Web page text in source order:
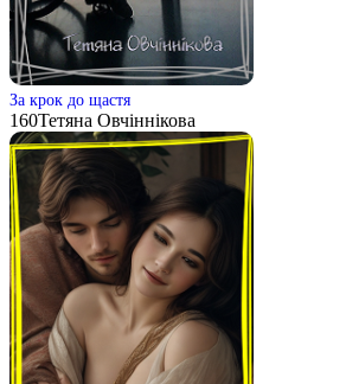
За крок до щастя
160Тетяна Овчіннікова